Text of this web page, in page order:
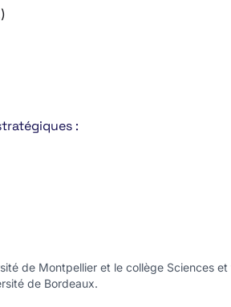
:
de Montpellier et le collège Sciences
de Bordeaux.